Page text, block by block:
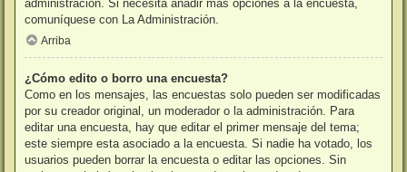
administración. Si necesita añadir más opciones a la encuesta,
comuníquese con La Administración.
Arriba
¿Cómo edito o borro una encuesta?
Como en los mensajes, las encuestas solo pueden ser modificadas
por su creador original, un moderador o la administración. Para
editar una encuesta, hay que editar el primer mensaje del tema;
este siempre esta asociado a la encuesta. Si nadie ha votado, los
usuarios pueden borrar la encuesta o editar las opciones. Sin